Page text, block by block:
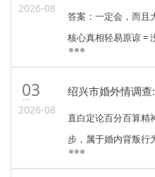
2026-08
答案：一定会，而且
核心真相轻易原谅 =
苦反省、不用付出
了，闹一闹···
03
2026-08
绍兴市婚外情调
直白定论百分百算精
步，属于婚内背叛行